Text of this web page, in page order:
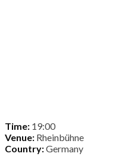
Time: 19:00
Venue: Rheinbühne
Country:Germany